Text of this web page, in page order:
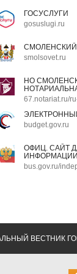
ГОСУСЛУГИ
gosuslugi.ru
СМОЛЕНСКИЙ
smolsovet.ru
НО
67.notariat.ru/
budget.gov.ru
ОФИЦ. САЙТ
bus.gov.ru/
ВЕСТНИК